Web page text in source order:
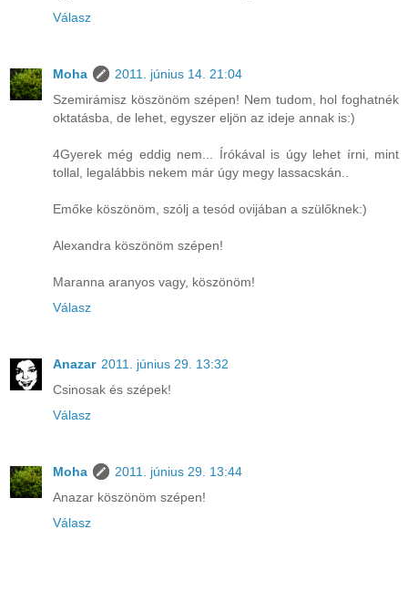
Válasz
Moha
2011. június 14. 21:04
Szemirámisz köszönöm szépen! Nem tudom, hol foghatnék
oktatásba, de lehet, egyszer eljön az ideje annak is:)
4Gyerek még eddig nem... Írókával is úgy lehet írni, mint
tollal, legalábbis nekem már úgy megy lassacskán..
Emőke köszönöm, szólj a tesód ovijában a szülőknek:)
Alexandra köszönöm szépen!
Maranna aranyos vagy, köszönöm!
Válasz
Anazar 2011. június 29. 13:32
Csinosak és szépek!
Válasz
Moha
2011. június 29. 13:44
Anazar köszönöm szépen!
Válasz